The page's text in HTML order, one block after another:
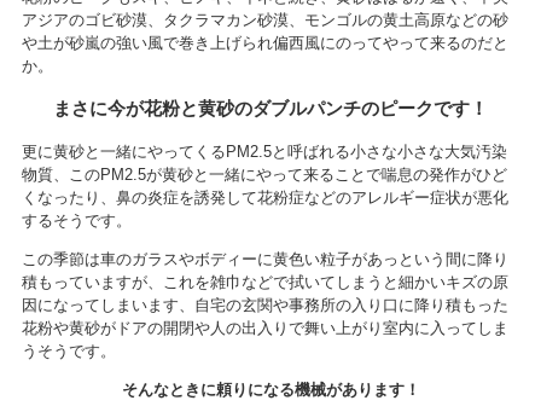
アジアのゴビ砂漠、タクラマカン砂漠、モンゴルの黄土高原などの砂
や土が砂嵐の強い風で巻き上げられ偏西風にのってやって来るのだと
か。
まさに今が花粉と黄砂のダブルパンチのピークです！
更に黄砂と一緒にやってくるPM2.5と呼ばれる小さな小さな大気汚染
物質、このPM2.5が黄砂と一緒にやって来ることで喘息の発作がひど
くなったり、鼻の炎症を誘発して花粉症などのアレルギー症状が悪化
するそうです。
この季節は車のガラスやボディーに黄色い粒子があっという間に降り
積もっていますが、これを雑巾などで拭いてしまうと細かいキズの原
因になってしまいます、自宅の玄関や事務所の入り口に降り積もった
花粉や黄砂がドアの開閉や人の出入りで舞い上がり室内に入ってしま
うそうです。
そんなときに頼りになる機械があります！